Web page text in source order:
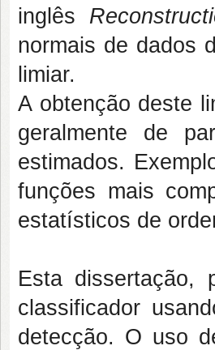
inglês
normais de dados
limiar.
A obtenção deste
geralmente de
estimados.
funções mais
estatísticos de
Esta dissertação,
classificador
detecção. O uso